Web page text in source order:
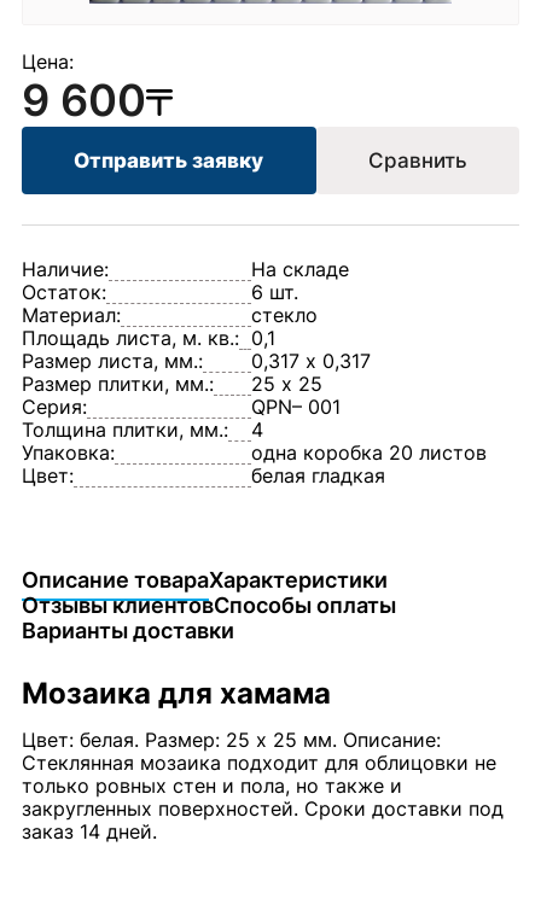
Цена:
9 600
Отправить заявку Сравнить
Наличие:
На складе
Остаток:
6 шт.
Материал:
стекло
Площадь листа, м. кв.: 0,1
Размер листа, мм.:
0,317 х 0,317
Размер плитки, мм.:
25 х 25
Серия:
QPN– 001
Толщина плитки, мм.:
4
Упаковка:
одна коробка 20 листов
Цвет:
белая гладкая
Описание товараХарактеристики
Отзывы клиентовСпособы оплаты
Варианты доставки
Мозаика для хамама
Цвет: белая. Размер: 25 х 25 мм. Описание:
Стеклянная мозаика подходит для облицовки не
только ровных стен и пола, но также и
закругленных поверхностей. Сроки доставки под
заказ 14 дней.